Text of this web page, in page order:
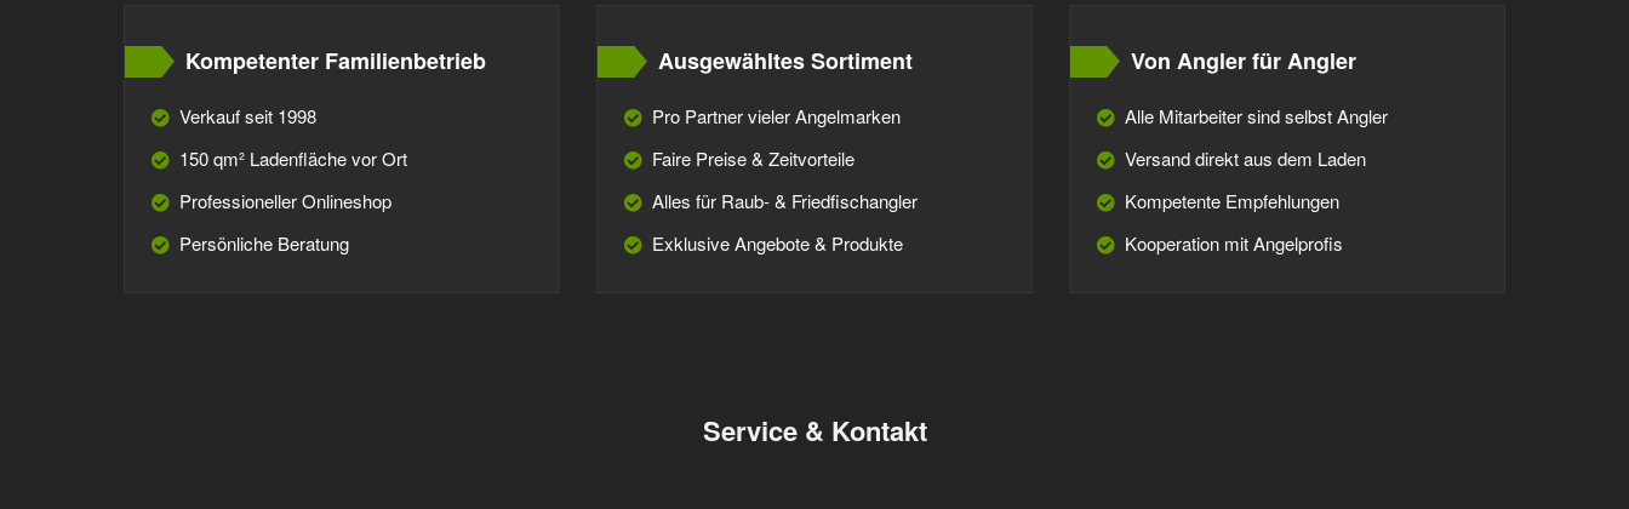
Kompetenter Familienbetrieb
Verkauf seit 1998
150 qm² Ladenfläche vor Ort
Professioneller Onlineshop
Persönliche Beratung
Ausgewähltes Sortiment
Pro Partner vieler Angelmarken
Faire Preise & Zeitvorteile
Alles für Raub- & Friedfischangler
Exklusive Angebote & Produkte
Von Angler für Angler
Alle Mitarbeiter sind selbst Angler
Versand direkt aus dem Laden
Kompetente Empfehlungen
Kooperation mit Angelprofis
Service & Kontakt